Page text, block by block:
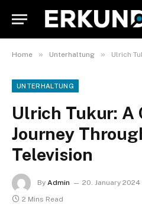
Home » Unterhaltung » Ulrich Tukur:
UNTERHALTUNG
Ulrich Tukur: A
Journey
Television
By Admin 20. January 2024
2 Mins Read